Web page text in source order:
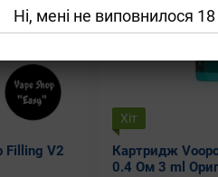
Filling V2
Хіт
Картридж
0.4 Ом 3 ml
Ні, мені не виповнилося 18